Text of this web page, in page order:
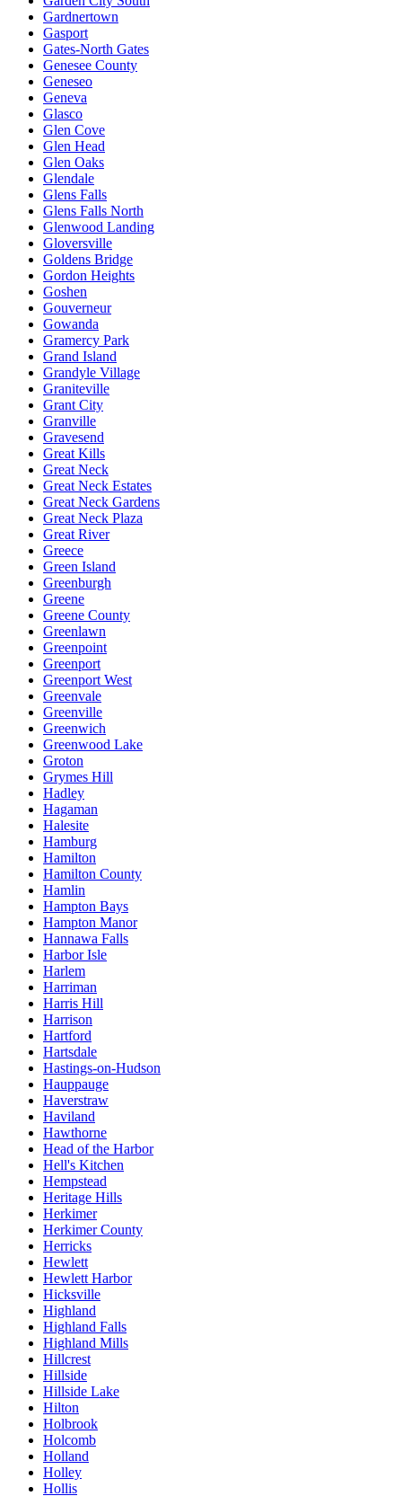
Gardnertown
Gasport
Gates-North Gates
Genesee County
Geneseo
Geneva
Glasco
Glen Cove
Glen Head
Glen Oaks
Glendale
Glens Falls
Glens Falls North
Glenwood Landing
Gloversville
Goldens Bridge
Gordon Heights
Goshen
Gouverneur
Gowanda
Gramercy Park
Grand Island
Grandyle Village
Graniteville
Grant City
Granville
Gravesend
Great Kills
Great Neck
Great Neck Estates
Great Neck Gardens
Great Neck Plaza
Great River
Greece
Green Island
Greenburgh
Greene
Greene County
Greenlawn
Greenpoint
Greenport
Greenport West
Greenvale
Greenville
Greenwich
Greenwood Lake
Groton
Grymes Hill
Hadley
Hagaman
Halesite
Hamburg
Hamilton
Hamilton County
Hamlin
Hampton Bays
Hampton Manor
Hannawa Falls
Harbor Isle
Harlem
Harriman
Harris Hill
Harrison
Hartford
Hartsdale
Hastings-on-Hudson
Hauppauge
Haverstraw
Haviland
Hawthorne
Head of the Harbor
Hell's Kitchen
Hempstead
Heritage Hills
Herkimer
Herkimer County
Herricks
Hewlett
Hewlett Harbor
Hicksville
Highland
Highland Falls
Highland Mills
Hillcrest
Hillside
Hillside Lake
Hilton
Holbrook
Holcomb
Holland
Holley
Hollis